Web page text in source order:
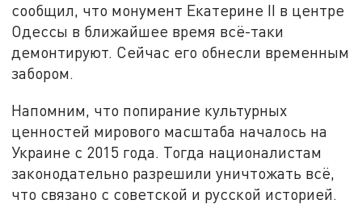
сообщил, что монумент Екатерине II в центре
Одессы в ближайшее время всё-таки
демонтируют. Сейчас его обнесли временным
забором.
Напомним, что попирание культурных
ценностей мирового масштаба началось на
Украине с 2015 года. Тогда националистам
законодательно разрешили уничтожать всё,
что связано с советской и русской историей.